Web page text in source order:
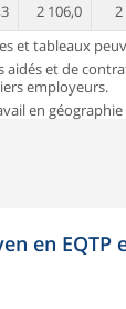
2 106,0
2
et tableaux
aidés et de
employeurs.
en
en